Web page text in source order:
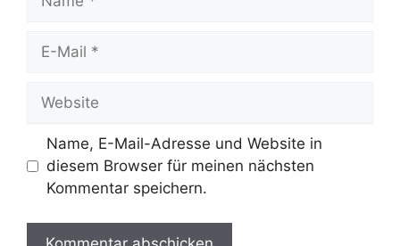
Website
Name, E-Mail-Adresse und Website in
diesem Browser für meinen nächsten
Kommentar speichern.